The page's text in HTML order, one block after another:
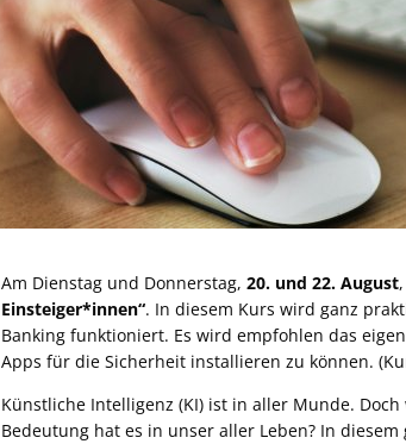
Am Dienstag und Donnerstag, 20. und 22. August
Einsteiger*innen“. In diesem Kurs wird ganz
Banking funktioniert. Es wird empfohlen das
Apps für die Sicherheit installieren zu können.
Künstliche Intelligenz (KI) ist in aller Munde.
Bedeutung hat es in unser aller Leben? In